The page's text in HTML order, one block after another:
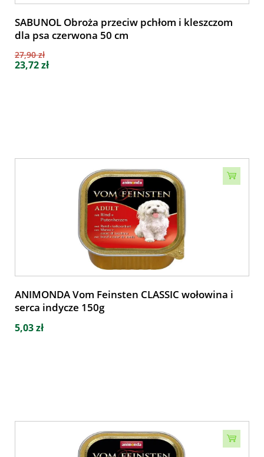
SABUNOL Obroża przeciw pchłom i kleszczom
dla psa czerwona 50 cm
27,90 zł
23,72 zł
ANIMONDA Vom Feinsten CLASSIC wołowina i
serca indycze 150g
5,03 zł